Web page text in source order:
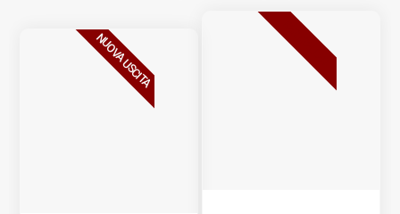
NUOVA USCITA BESTSELLER